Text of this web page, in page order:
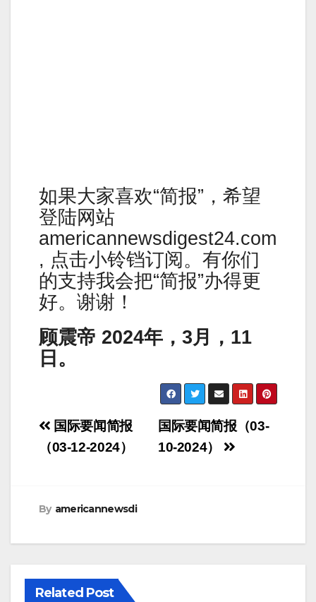
如果大家喜欢“简报”，希望
登陆网站
americannewsdigest24.com
, 点击小铃铛订阅。有你们
的支持我会把“简报”办得更
好。谢谢！
顾震帝 2024年，3月，11
日。
Post
navigation
国际要闻简报（03-
10-2024）
国际要闻简报
（03-12-2024）
By americannewsdi
Related Post